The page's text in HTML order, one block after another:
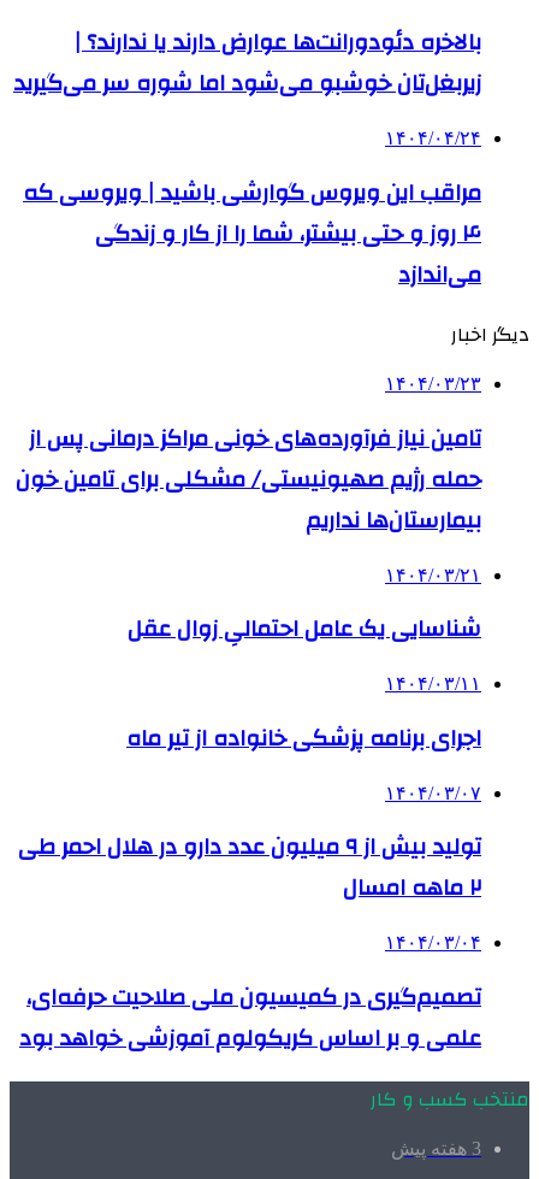
بالاخره دئودورانت‌ها عوارض دارند یا ندارند؟ |
زیربغل‌تان خوشبو می‌شود اما شوره سر می‌گیرید
۱۴۰۴/۰۴/۲۴
مراقب این ویروس گوارشی باشید | ویروسی که
۴ روز و حتی بیشتر، شما را از کار و زندگی
می‌اندازد
دیگر اخبار
۱۴۰۴/۰۳/۲۳
تامین نیاز فرآورده‌های خونی مراکز درمانی پس از
حمله رژیم صهیونیستی/ مشکلی برای تامین خون
بیمارستان‌ها نداریم
۱۴۰۴/۰۳/۲۱
شناسایی یک عامل احتمالیِ زوال عقل
۱۴۰۴/۰۳/۱۱
اجرای برنامه پزشکی خانواده از تیر ماه
۱۴۰۴/۰۳/۰۷
تولید بیش از ۹ میلیون عدد دارو در هلال احمر طی
۲ ماهه امسال
۱۴۰۴/۰۳/۰۴
تصمیم‌گیری در کمیسیون ملی صلاحیت حرفه‌ای،
علمی و بر اساس کریکولوم آموزشی خواهد بود
منتخب کسب و کار
3 هفته پیش